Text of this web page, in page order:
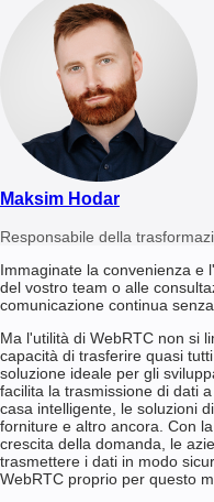
Maksim Hodar
Responsabile della
Immaginate la convenienza e
del vostro team o alle
comunicazione continua
Ma l'utilità di WebRTC non si
capacità di trasferire quasi
soluzione ideale per gli
facilita la trasmissione di dati
casa intelligente, le soluzioni
forniture e altro ancora. Con
crescita della domanda, le
trasmettere i dati in modo
WebRTC proprio per questo